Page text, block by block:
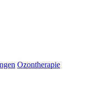
Ozontherapie